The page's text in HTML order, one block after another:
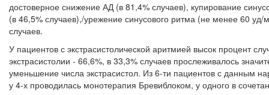
достоверное снижение АД (в 81,4% случаев), купирование
(в 46,5% случаев),/урежение синусового ритма (не менее 60 уд/
случаев.
У пациентов с экстрасистолической аритмией высок процент
экстрасистолии - 66,6%, в 33,3% случаев прослеживалось
уменьшение числа экстрасистол. Из 6-ти пациентов с дан­ным
у 4-х проводилась монотерапия Бревиблоком, у одного в